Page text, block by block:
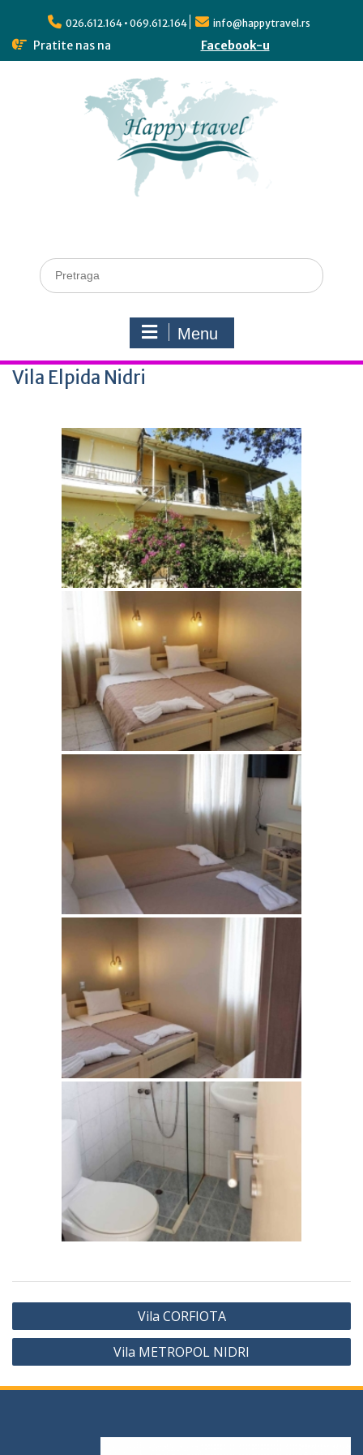
026.612.164 • 069.612.164 info@happytravel.rs
Pratite nas na Facebook-u
Menu
Vila Elpida Nidri
Vila CORFIOTA
Vila METROPOL NIDRI